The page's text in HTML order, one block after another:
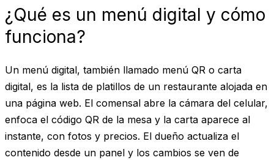
¿Qué es un menú digital y cómo
funciona?
Un menú digital, también llamado menú QR o carta
digital, es la lista de platillos de un restaurante alojada en
una página web. El comensal abre la cámara del celular,
enfoca el código QR de la mesa y la carta aparece al
instante, con fotos y precios. El dueño actualiza el
contenido desde un panel y los cambios se ven de